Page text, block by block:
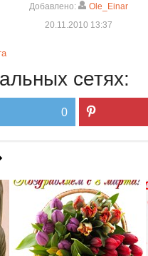
Добавлено:
Ole_Einar
20.11.2010 13:37
сетях:
0